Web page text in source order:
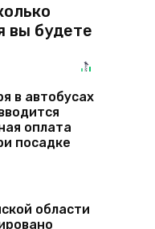
вы будете
в автобусах
оплата
посадке
области